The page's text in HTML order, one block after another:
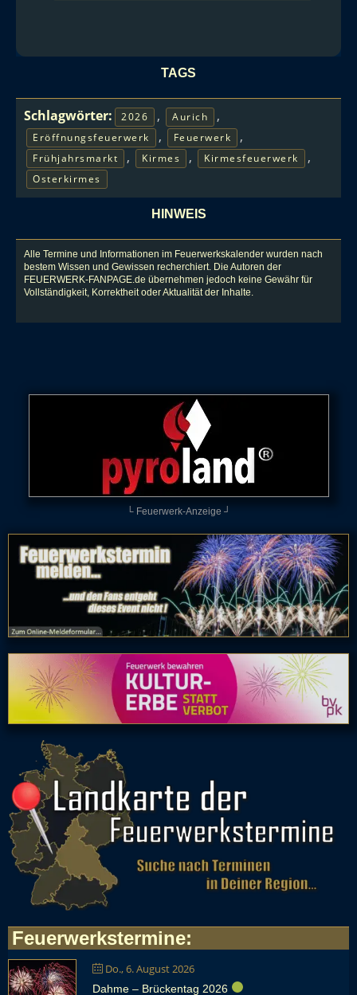
TAGS
Schlagwörter: 2026 , Aurich ,
Eröffnungsfeuerwerk , Feuerwerk ,
Frühjahrsmarkt , Kirmes , Kirmesfeuerwerk ,
Osterkirmes
HINWEIS
Alle Termine und Informationen im Feuerwerkskalender wurden nach
bestem Wissen und Gewissen recherchiert. Die Autoren der
FEUERWERK-FANPAGE.de übernehmen jedoch keine Gewähr für
Vollständigkeit, Korrektheit oder Aktualität der Inhalte.
└ Feuerwerk-Anzeige ┘
Feuerwerkstermine:
Do., 6. August 2026
Dahme – Brückentag 2026